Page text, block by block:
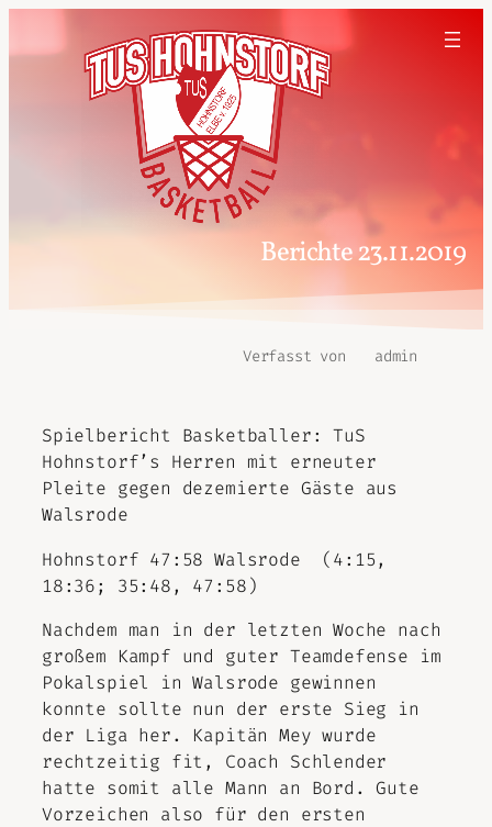
Berichte 23.11.2019
Verfasst von admin
Spielbericht Basketballer: TuS
Hohnstorf’s Herren mit erneuter
Pleite gegen dezemierte Gäste aus
Walsrode
Hohnstorf 47:58 Walsrode (4:15,
18:36; 35:48, 47:58)
Nachdem man in der letzten Woche nach
großem Kampf und guter Teamdefense im
Pokalspiel in Walsrode gewinnen
konnte sollte nun der erste Sieg in
der Liga her. Kapitän Mey wurde
rechtzeitig fit, Coach Schlender
hatte somit alle Mann an Bord. Gute
Vorzeichen also für den ersten